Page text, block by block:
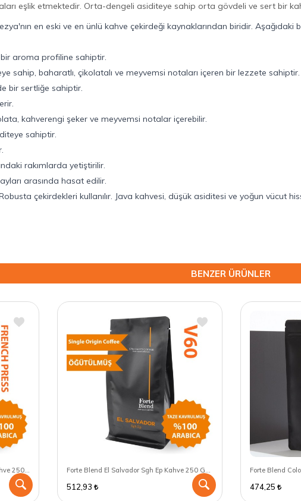
eşlik etmektedir. Orta-dengeli asiditeye sahip orta gövdeli ve sert bir
en eski ve en ünlü kahve çekirdeği kaynaklarından biridir.
aroma profiline sahiptir.
sahip, baharatlı, çikolatalı ve meyvemsi notaları içeren bir lezzete sahiptir.
bir sertliğe sahiptir.
kahverengi şeker ve meyvemsi notalar içerebilir.
sahiptir.
rakımlarda yetiştirilir.
arasında hasat edilir.
çekirdekleri kullanılır. Java kahvesi, düşük asiditesi ve yoğun
BENZER ÜRÜNLER
Forte Blend Cuba Serrano Lavado Kahve 250 GR - French Press için öğütülmüş Forte Blend El Salvador Sgh Ep Kahve 250 GR - V60 için öğütülmüş
512,93 474,25